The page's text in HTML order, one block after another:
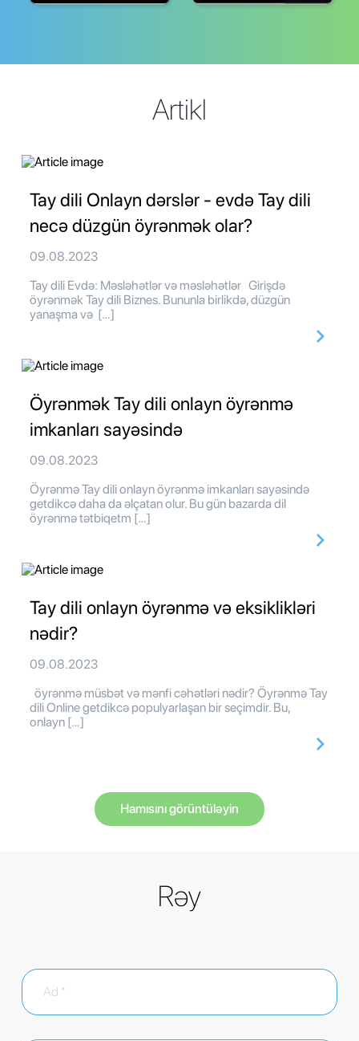
Artikl
Tay dili Onlayn dərslər - evdə Tay dili
necə düzgün öyrənmək olar?
09.08.2023
Tay dili Evdə: Məsləhətlər və məsləhətlər Girişdə
öyrənmək Tay dili Biznes. Bununla birlikdə, düzgün
yanaşma və […]
Öyrənmək Tay dili onlayn öyrənmə
imkanları sayəsində
09.08.2023
Öyrənmə Tay dili onlayn öyrənmə imkanları sayəsində
getdikcə daha da əlçatan olur. Bu gün bazarda dil
öyrənmə tətbiqetm […]
Tay dili onlayn öyrənmə və eksiklikləri
nədir?
09.08.2023
öyrənmə müsbət və mənfi cəhətləri nədir? Öyrənmə Tay
dili Online getdikcə populyarlaşan bir seçimdir. Bu,
onlayn […]
Hamısını görüntüləyin
Rəy